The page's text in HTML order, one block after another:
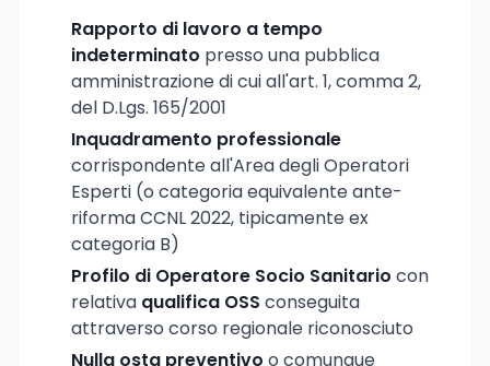
Rapporto di lavoro a tempo
indeterminato presso una pubblica
amministrazione di cui all'art. 1, comma 2,
del D.Lgs. 165/2001
Inquadramento professionale
corrispondente all'Area degli Operatori
Esperti (o categoria equivalente ante-
riforma CCNL 2022, tipicamente ex
categoria B)
Profilo di Operatore Socio Sanitario con
relativa qualifica OSS conseguita
attraverso corso regionale riconosciuto
Nulla osta preventivo o comunque